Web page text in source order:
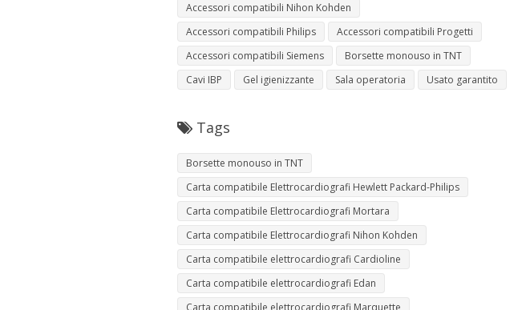
Accessori compatibili Nihon Kohden
Accessori compatibili Philips
Accessori compatibili Progetti
Accessori compatibili Siemens
Borsette monouso in TNT
Cavi IBP
Gel igienizzante Sala operatoria Usato garantito
Tags
Borsette monouso in TNT
Carta compatibile Elettrocardiografi Hewlett Packard-Philips
Carta compatibile Elettrocardiografi Mortara
Carta compatibile Elettrocardiografi Nihon Kohden
Carta compatibile elettrocardiografi Cardioline
Carta compatibile elettrocardiografi Edan
Carta compatibile elettrocardiografi Marquette